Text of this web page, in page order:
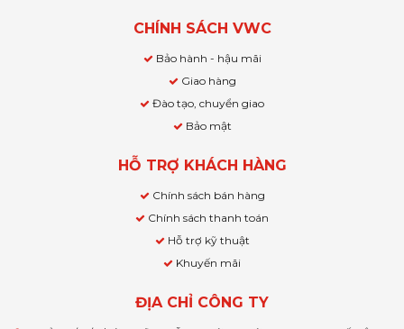
CHÍNH SÁCH VWC
Bảo hành - hậu mãi
Giao hàng
Đào tạo, chuyển giao
Bảo mật
HỖ TRỢ KHÁCH HÀNG
Chính sách bán hàng
Chính sách thanh toán
Hỗ trợ kỹ thuật
Khuyến mãi
ĐỊA CHỈ CÔNG TY